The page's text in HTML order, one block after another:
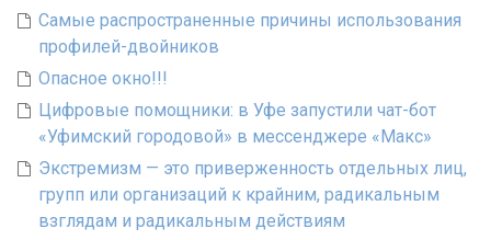
Самые распространенные причины использования
профилей-двойников
Опасное окно!!!
Цифровые помощники: в Уфе запустили чат-бот
«Уфимский городовой» в мессенджере «Макс»
Экстремизм — это приверженность отдельных лиц,
групп или организаций к крайним, радикальным
взглядам и радикальным действиям